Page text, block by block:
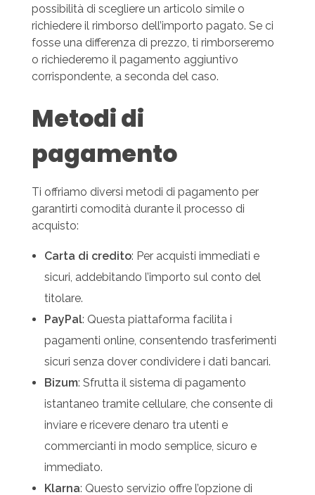
possibilità di scegliere un articolo simile o
richiedere il rimborso dell’importo pagato. Se ci
fosse una differenza di prezzo, ti rimborseremo
o richiederemo il pagamento aggiuntivo
corrispondente, a seconda del caso.
Metodi di
pagamento
Ti offriamo diversi metodi di pagamento per
garantirti comodità durante il processo di
acquisto:
Carta di credito: Per acquisti immediati e
sicuri, addebitando l’importo sul conto del
titolare.
PayPal: Questa piattaforma facilita i
pagamenti online, consentendo trasferimenti
sicuri senza dover condividere i dati bancari.
Bizum: Sfrutta il sistema di pagamento
istantaneo tramite cellulare, che consente di
inviare e ricevere denaro tra utenti e
commercianti in modo semplice, sicuro e
immediato.
Klarna: Questo servizio offre l’opzione di